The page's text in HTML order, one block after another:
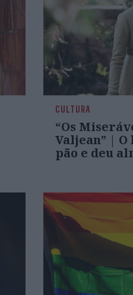
CULTURA
“Os
Valjean” |
pão e deu